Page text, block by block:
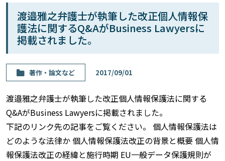
渡邉雅之弁護士が執筆した改正個人情報保
護法に関するQ&AがBusiness Lawyersに
掲載されました。
著作・論⽂など 2017/09/01
渡邉雅之弁護士が執筆した改正個人情報保護法に関する
Q&AがBusiness Lawyersに掲載されました。
下記のリンク先の記事をご覧ください。 個人情報保護法は
どのような法律か 個人情報保護法改正の背景と概要 個人情
報保護法改正の経緯と施行時期 EU一般データ保護規則が